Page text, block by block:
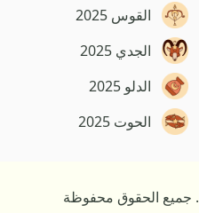
القوس 2025
الجدي 2025
الدلو 2025
الحوت 2025
. جميع الحقوق محفوظة